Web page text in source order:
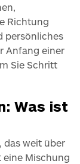
Richtung
persönliches
Anfang einer
Sie Schritt
Was ist
das weit über
eine Mischung